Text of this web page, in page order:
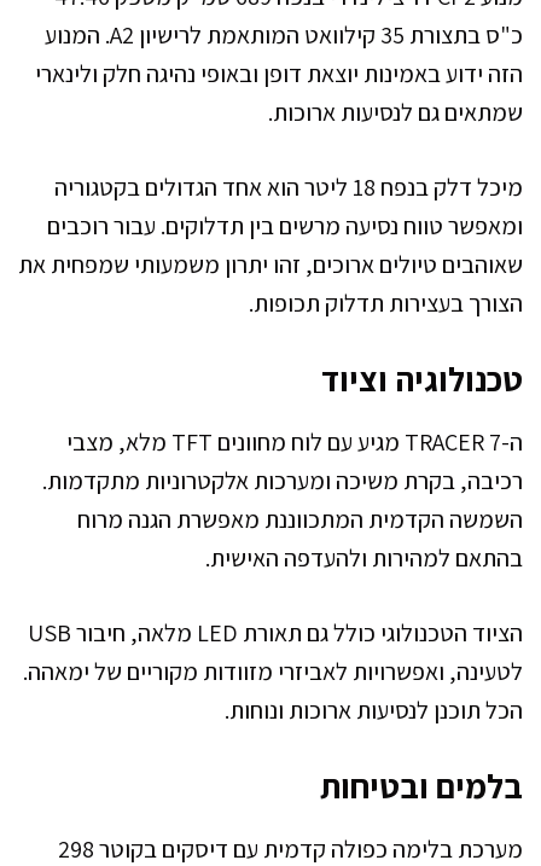
כ"ס בתצורת 35 קילוואט המותאמת לרישיון A2. המנוע
הזה ידוע באמינות יוצאת דופן ובאופי נהיגה חלק ולינארי
שמתאים גם לנסיעות ארוכות.
מיכל דלק בנפח 18 ליטר הוא אחד הגדולים בקטגוריה
ומאפשר טווח נסיעה מרשים בין תדלוקים. עבור רוכבים
שאוהבים טיולים ארוכים, זהו יתרון משמעותי שמפחית את
הצורך בעצירות תדלוק תכופות.
טכנולוגיה וציוד
ה-TRACER 7 מגיע עם לוח מחוונים TFT מלא, מצבי
רכיבה, בקרת משיכה ומערכות אלקטרוניות מתקדמות.
השמשה הקדמית המתכווננת מאפשרת הגנה מרוח
בהתאם למהירות ולהעדפה האישית.
הציוד הטכנולוגי כולל גם תאורת LED מלאה, חיבור USB
לטעינה, ואפשרויות לאביזרי מזוודות מקוריים של ימאהה.
הכל תוכנן לנסיעות ארוכות ונוחות.
בלמים ובטיחות
מערכת בלימה כפולה קדמית עם דיסקים בקוטר 298